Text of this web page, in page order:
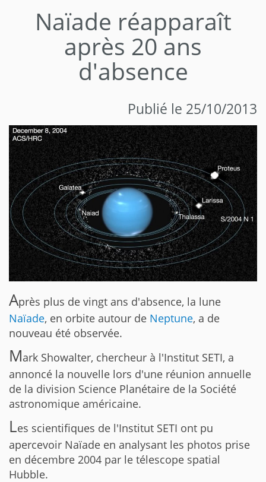
Naïade réapparaît
après 20 ans
d'absence
Publié le 25/10/2013
Après plus de vingt ans d'absence, la lune
Naïade, en orbite autour de Neptune, a de
nouveau été observée.
Mark Showalter, chercheur à l'Institut SETI, a
annoncé la nouvelle lors d'une réunion annuelle
de la division Science Planétaire de la Société
astronomique américaine.
Les scientifiques de l'Institut SETI ont pu
apercevoir Naïade en analysant les photos prise
en décembre 2004 par le télescope spatial
Hubble.